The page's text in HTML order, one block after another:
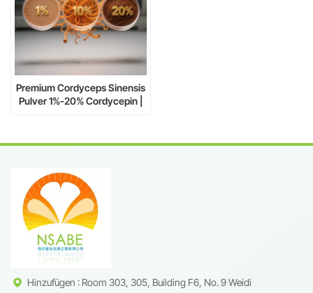
Premium Cordyceps Sinensis
Pulver 1%-20% Cordycepin |
Hinzufügen : Room 303, 305, Building F6, No. 9 Weidi